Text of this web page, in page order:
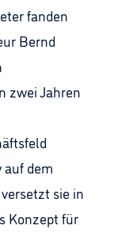
fanden
Bernd
zwei Jahren
dem
sie in
Konzept für